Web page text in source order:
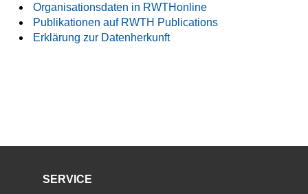
Organisationsdaten in RWTHonline
Publikationen auf RWTH Publications
Erklärung zur Datenherkunft
SERVICE